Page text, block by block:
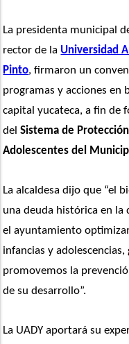
La presidenta municipal
rector de la Universidad
Pinto, firmaron un
programas y acciones en
capital yucateca, a fin de
del Sistema de
Adolescentes del
La alcaldesa dijo que “el
una deuda histórica en la
el ayuntamiento
infancias y
promovemos la
de su desarrollo”.
La UADY aportará su